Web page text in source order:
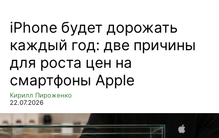
iPhone будет дорожать
каждый год: две причины
для роста цен на
смартфоны Apple
Кирилл Пироженко
22.07.2026